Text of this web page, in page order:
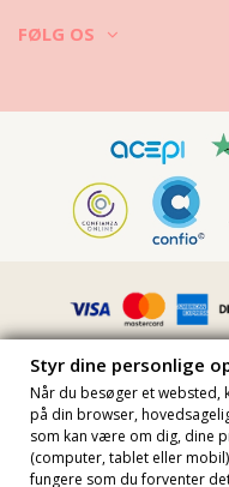
FØLG OS
Alle priser er inklusive
rettigheder
Site protected
Styr dine personlige
Når du besøger et websted,
på din browser,
som kan være om dig, dine
(computer, tablet eller
fungere som du forventer